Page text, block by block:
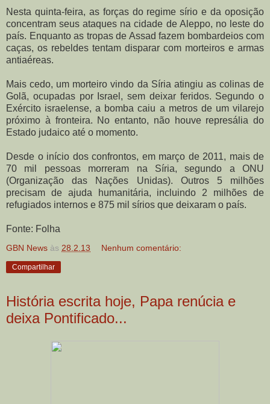
Nesta quinta-feira, as forças do regime sírio e da oposição
concentram seus ataques na cidade de Aleppo, no leste do
país. Enquanto as tropas de Assad fazem bombardeios com
caças, os rebeldes tentam disparar com morteiros e armas
antiaéreas.
Mais cedo, um morteiro vindo da Síria atingiu as colinas de
Golã, ocupadas por Israel, sem deixar feridos. Segundo o
Exército israelense, a bomba caiu a metros de um vilarejo
próximo à fronteira. No entanto, não houve represália do
Estado judaico até o momento.
Desde o início dos confrontos, em março de 2011, mais de
70 mil pessoas morreram na Síria, segundo a ONU
(Organização das Nações Unidas). Outros 5 milhões
precisam de ajuda humanitária, incluindo 2 milhões de
refugiados internos e 875 mil sírios que deixaram o país.
Fonte: Folha
GBN News às 28.2.13 Nenhum comentário:
Compartilhar
História escrita hoje, Papa renúcia e
deixa Pontificado...